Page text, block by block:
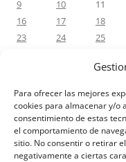
Para ofrecer las mejores
cookies para almacenar y/o
consentimiento de estas
el comportamiento de
sitio. No consentir o retirar
negativamente a ciertas
9
10 11
16
17 18
23
24 25
COMENTÁRIOS RECENTES